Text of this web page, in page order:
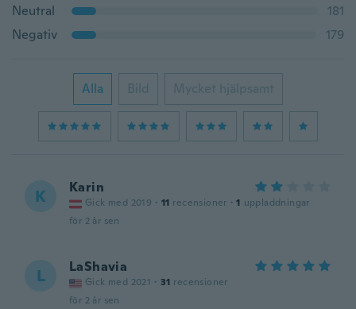
Neutral
181
Negativ
179
Alla Bild Mycket hjälpsamt
K Karin
Gick med 2019 · 11 recensioner · 1 uppladdningar
för 2 år sen
L LaShavia
Gick med 2021 · 31 recensioner
för 2 år sen